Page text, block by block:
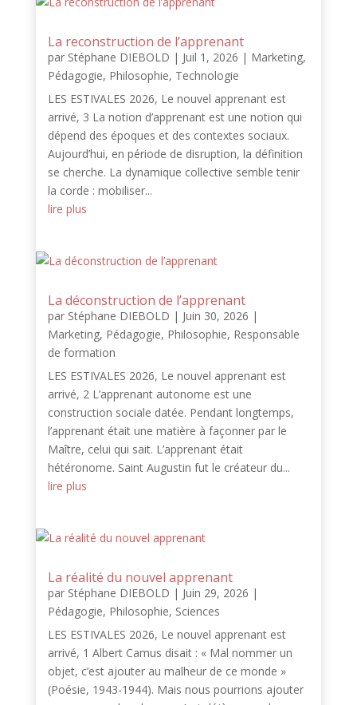
La reconstruction de l’apprenant
par Stéphane DIEBOLD | Juil 1, 2026 | Marketing,
Pédagogie, Philosophie, Technologie
LES ESTIVALES 2026, Le nouvel apprenant est
arrivé, 3 La notion d’apprenant est une notion qui
dépend des époques et des contextes sociaux.
Aujourd’hui, en période de disruption, la définition
se cherche. La dynamique collective semble tenir
la corde : mobiliser...
lire plus
La déconstruction de l’apprenant
par Stéphane DIEBOLD | Juin 30, 2026 |
Marketing, Pédagogie, Philosophie, Responsable
de formation
LES ESTIVALES 2026, Le nouvel apprenant est
arrivé, 2 L’apprenant autonome est une
construction sociale datée. Pendant longtemps,
l’apprenant était une matière à façonner par le
Maître, celui qui sait. L’apprenant était
hétéronome. Saint Augustin fut le créateur du...
lire plus
La réalité du nouvel apprenant
par Stéphane DIEBOLD | Juin 29, 2026 |
Pédagogie, Philosophie, Sciences
LES ESTIVALES 2026, Le nouvel apprenant est
arrivé, 1 Albert Camus disait : « Mal nommer un
objet, c’est ajouter au malheur de ce monde »
(Poésie, 1943-1944). Mais nous pourrions ajouter